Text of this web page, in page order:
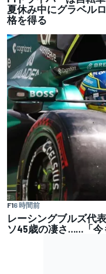
夏休み中にグラベル
格を得る
F16 時間前
レーシングブルズ代
ソ45歳の凄さ……「今